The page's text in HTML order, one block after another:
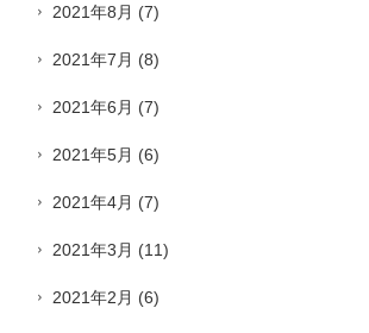
2021年8月 (7)
2021年7月 (8)
2021年6月 (7)
2021年5月 (6)
2021年4月 (7)
2021年3月 (11)
2021年2月 (6)